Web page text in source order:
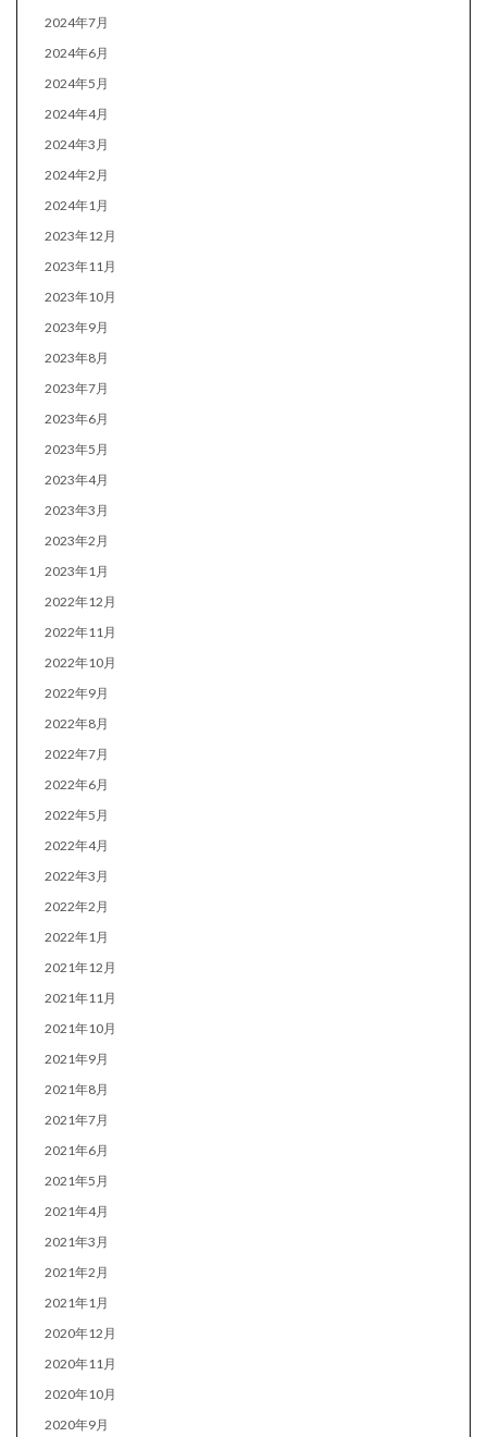
2024年7月
2024年6月
2024年5月
2024年4月
2024年3月
2024年2月
2024年1月
2023年12月
2023年11月
2023年10月
2023年9月
2023年8月
2023年7月
2023年6月
2023年5月
2023年4月
2023年3月
2023年2月
2023年1月
2022年12月
2022年11月
2022年10月
2022年9月
2022年8月
2022年7月
2022年6月
2022年5月
2022年4月
2022年3月
2022年2月
2022年1月
2021年12月
2021年11月
2021年10月
2021年9月
2021年8月
2021年7月
2021年6月
2021年5月
2021年4月
2021年3月
2021年2月
2021年1月
2020年12月
2020年11月
2020年10月
2020年9月